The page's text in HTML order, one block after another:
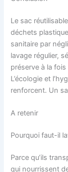
Le sac
déchets
sanitaire par
lavage régulier,
préserve à la
L’écologie et
renforcent. Un
A retenir
Pourquoi faut-il
Parce qu’ils
qui nourrissent